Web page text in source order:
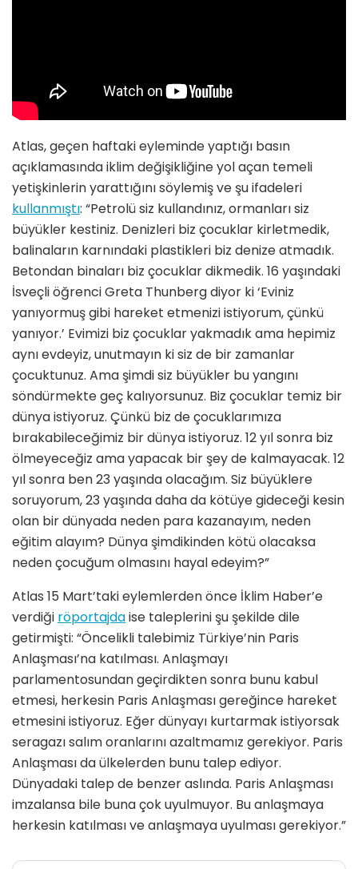
Atlas, geçen haftaki eyleminde yaptığı basın
açıklamasında iklim değişikliğine yol açan temeli
yetişkinlerin yarattığını söylemiş ve şu ifadeleri
kullanmıştı: “Petrolü siz kullandınız, ormanları siz
büyükler kestiniz. Denizleri biz çocuklar kirletmedik,
balinaların karnındaki plastikleri biz denize atmadık.
Betondan binaları biz çocuklar dikmedik. 16 yaşındaki
İsveçli öğrenci Greta Thunberg diyor ki ‘Eviniz
yanıyormuş gibi hareket etmenizi istiyorum, çünkü
yanıyor.’ Evimizi biz çocuklar yakmadık ama hepimiz
aynı evdeyiz, unutmayın ki siz de bir zamanlar
çocuktunuz. Ama şimdi siz büyükler bu yangını
söndürmekte geç kalıyorsunuz. Biz çocuklar temiz bir
dünya istiyoruz. Çünkü biz de çocuklarımıza
bırakabileceğimiz bir dünya istiyoruz. 12 yıl sonra biz
ölmeyeceğiz ama yapacak bir şey de kalmayacak. 12
yıl sonra ben 23 yaşında olacağım. Siz büyüklere
soruyorum, 23 yaşında daha da kötüye gideceği kesin
olan bir dünyada neden para kazanayım, neden
eğitim alayım? Dünya şimdikinden kötü olacaksa
neden çocuğum olmasını hayal edeyim?”
Atlas 15 Mart’taki eylemlerden önce İklim Haber’e
verdiği röportajdaise taleplerini şu şekilde dile
getirmişti: “Öncelikli talebimiz Türkiye’nin Paris
Anlaşması’na katılması. Anlaşmayı
parlamentosundan geçirdikten sonra bunu kabul
etmesi, herkesin Paris Anlaşması gereğince hareket
etmesini istiyoruz. Eğer dünyayı kurtarmak istiyorsak
seragazı salım oranlarını azaltmamız gerekiyor. Paris
Anlaşması da ülkelerden bunu talep ediyor.
Dünyadaki talep de benzer aslında. Paris Anlaşması
imzalansa bile buna çok uyulmuyor. Bu anlaşmaya
herkesin katılması ve anlaşmaya uyulması gerekiyor.”